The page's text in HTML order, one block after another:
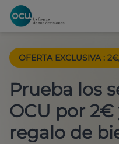
OFERTA EXCLUSIVA :
Prueba los
OCU por
regalo de